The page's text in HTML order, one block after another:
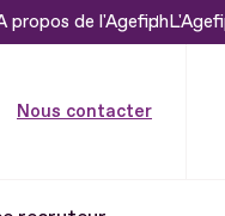
propos de l'Agefiph
Nous contacter